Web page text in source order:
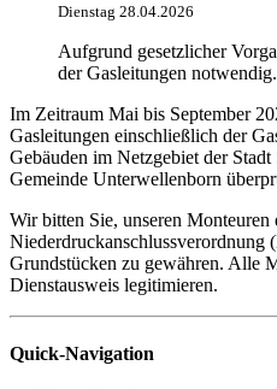
Dienstag 28.04.2026
Aufgrund gesetzlicher
der Gasleitungen notwendig.
Im Zeitraum Mai bis September
Gasleitungen einschließlich der
Gebäuden im Netzgebiet der
Gemeinde Unterwellenborn
Wir bitten Sie, unseren Monteuren
Grundstücken zu gewähren. Alle
Dienstausweis legitimieren.
Quick-Navigation